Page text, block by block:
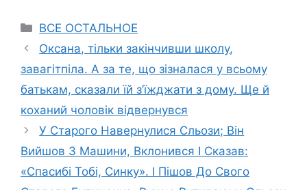
Categories
ВСЕ ОСТАЛЬНОЕ
Оксана, тільки закінчивши школу,
завагітпіла. А за те, що зізналася у всьому
батькам, сказали їй з’їжджати з дому. Ще й
коханий чоловік відвернувся
У Старого Навернулися Сльози; Він
Вийшов З Машини, Вклонився І Сказав:
«Спасибі Тобі, Синку». І Пішов До Свого